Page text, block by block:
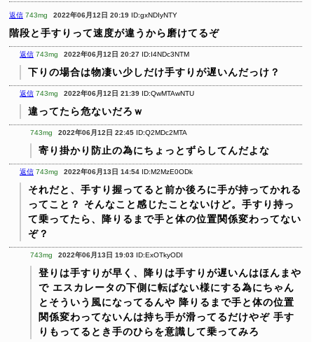
返信 743mg 2022年06月12日 20:19 ID:gxNDIyNTY
階段と手すりって速度が違うから磨けてるぞ
返信 743mg 2022年06月12日 20:27 ID:I4NDc3NTM
下りの場合は物凄い少しだけ手すりが遅いんだっけ？
返信 743mg 2022年06月12日 21:39 ID:QwMTAwNTU
違ってたら危ないだろｗ
743mg 2022年06月12日 22:45 ID:Q2MDc2MTA
寄り掛かり防止の為にちょっとずらしてんだよな
返信 743mg 2022年06月13日 14:54 ID:M2MzE0ODk
それだと、手すり握ってると前か後ろに手が持ってかれる
ってこと？
そんなこと感じたことないけど。手すり持っ
て乗ってたら、降りるまで手と体の位置関係変わってない
ぞ？
743mg 2022年06月13日 19:03 ID:ExOTkyODI
登りは手すりが早く、降りは手すりが遅いんはほんまや
で エスカレータの下側に転ばない様にする為にちゃん
とそういう風になってるんや 降りるまで手と体の位置
関係変わってないんは持ち手が滑ってるだけやぞ 手す
りもってるとき手のひらを意識して乗ってみろ